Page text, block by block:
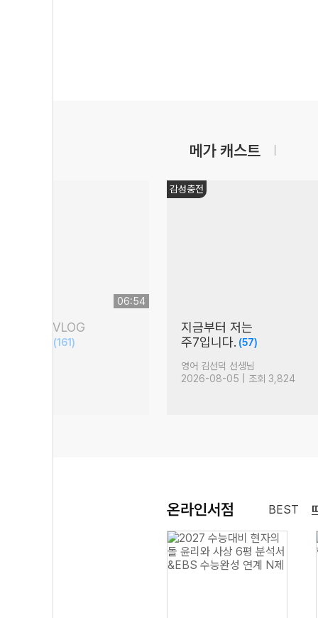
메가 캐스트
06:54
회 현장 VLOG
(161)
감성충전
지금부터 저는
주7입니다. (57)
영어 김선덕 선생님
2026-08-05 | 조회 3,824
온라인서점 BEST